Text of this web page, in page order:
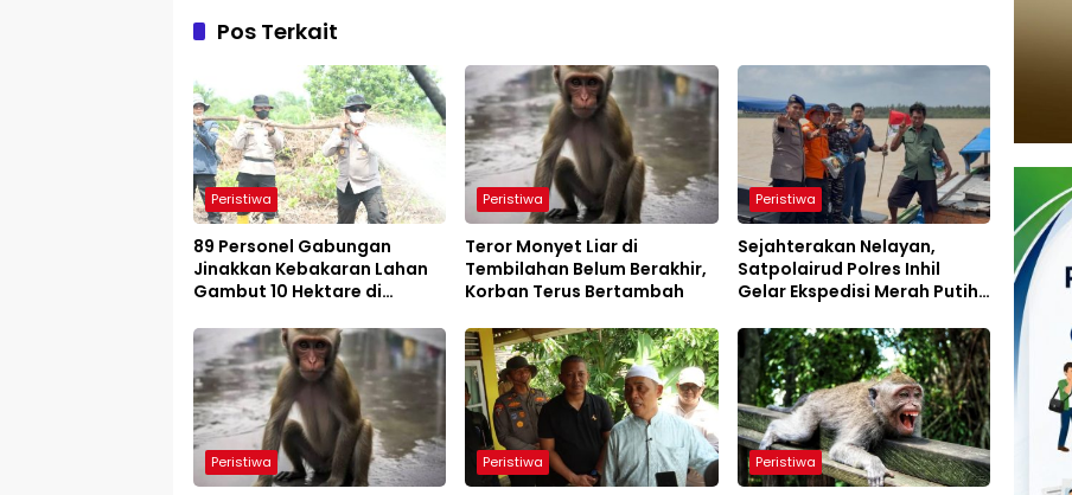
Pos Terkait
Peristiwa
89 Personel Gabungan
Jinakkan Kebakaran Lahan
Gambut 10 Hektare di
Peristiwa
Teror Monyet Liar di
Tembilahan Belum Berakhir,
Korban Terus Bertambah
Peristiwa
Sejahterakan Nelayan,
Satpolairud Polres Inhil
Gelar Ekspedisi Merah Putih
Peristiwa Peristiwa Peristiwa